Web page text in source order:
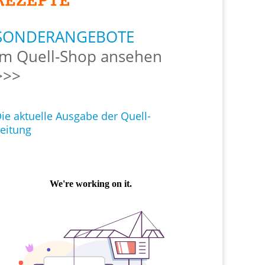
Quell-Shop ansehen
aktuelle Ausgabe der Quell-